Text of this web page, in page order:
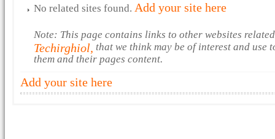
No related sites found. Add your site here
Note: This page contains links to other websites
Techirghiol, that we think may be of interest and use
them and their pages content.
Add your site here